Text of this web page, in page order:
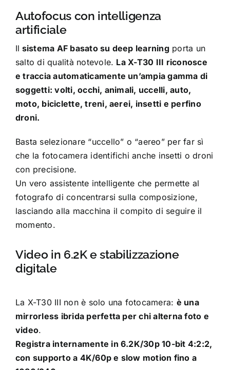
Autofocus con intelligenza
artificiale
Il sistema AF basato su deep learningporta un
salto di qualità notevole. La X-T30 III riconosce
e traccia automaticamente un’ampia gamma di
soggetti: volti, occhi, animali, uccelli, auto,
moto, biciclette, treni, aerei, insetti e perfino
droni.
Basta selezionare “uccello” o “aereo” per far sì
che la fotocamera identifichi anche insetti o droni
con precisione.
Un vero assistente intelligente che permette al
fotografo di concentrarsi sulla composizione,
lasciando alla macchina il compito di seguire il
momento.
Video in 6.2K e stabilizzazione
digitale
La X-T30 III non è solo una fotocamera: è una
mirrorless ibrida perfetta per chi alterna foto e
video.
Registra internamente in 6.2K/30p 10-bit 4:2:2,
con supporto a 4K/60p e slow motion fino a